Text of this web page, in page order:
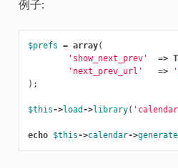
例子:
$prefs = array(
'show_next_prev'
=>
'next_prev_url'
=>
);
$this->load ->library(
echo $this->calendar->generate